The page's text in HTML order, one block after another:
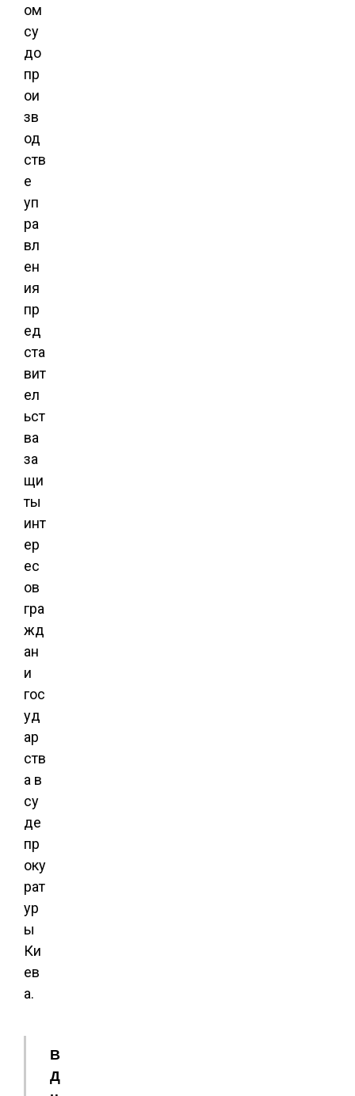
ом
су
до
пр
ои
зв
од
ств
е
уп
ра
вл
ен
ия
пр
ед
ста
вит
ел
ьст
ва
за
щи
ты
инт
ер
ес
ов
гра
жд
ан
и
гос
уд
ар
ств
а в
су
де
пр
оку
рат
ур
ы
Ки
ев
а.
В
Д